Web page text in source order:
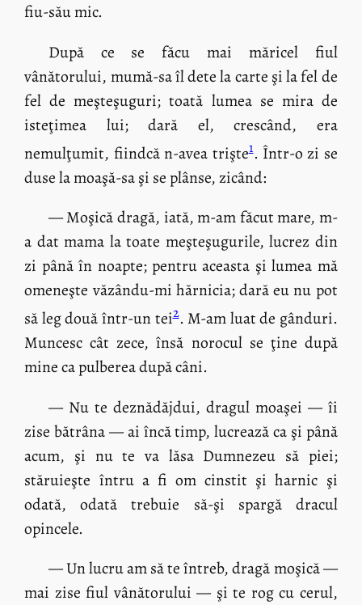
fiu-său mic.
După ce se făcu mai măricel fiul
vânătorului, mumă-sa îl dete la carte şi la fel de
fel de meşteşuguri; toată lumea se mira de
isteţimea lui; dară el, crescând, era
nemulţumit, fiindcă n-avea trişte1. Într-o zi se
duse la moaşă-sa şi se plânse, zicând:
— Moşică dragă, iată, m-am făcut mare, m-
a dat mama la toate meşteşugurile, lucrez din
zi până în noapte; pentru aceasta şi lumea mă
omeneşte văzându-mi hărnicia; dară eu nu pot
să leg două într-un tei2. M-am luat de gânduri.
Muncesc cât zece, însă norocul se ţine după
mine ca pulberea după câni.
— Nu te deznădăjdui, dragul moaşei — îi
zise bătrâna — ai încă timp, lucrează ca şi până
acum, şi nu te va lăsa Dumnezeu să piei;
stăruieşte întru a fi om cinstit şi harnic şi
odată, odată trebuie să-şi spargă dracul
opincele.
— Un lucru am să te întreb, dragă moşică —
mai zise fiul vânătorului — şi te rog cu cerul,